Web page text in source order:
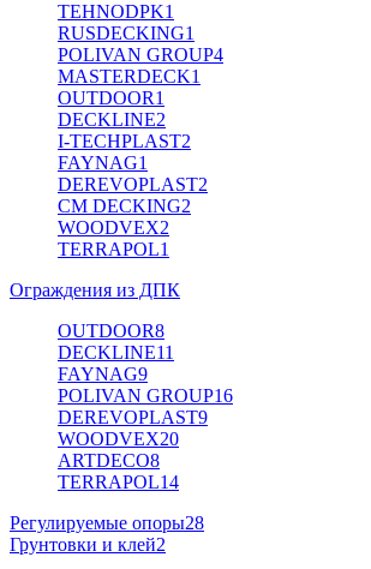
TEHNODPK1
RUSDECKING1
POLIVAN GROUP4
MASTERDECK1
OUTDOOR1
DECKLINE2
I-TECHPLAST2
FAYNAG1
DEREVOPLAST2
CM DECKING2
WOODVEX2
TERRAPOL1
Ограждения из ДПК
OUTDOOR8
DECKLINE11
FAYNAG9
POLIVAN GROUP16
DEREVOPLAST9
WOODVEX20
ARTDECO8
TERRAPOL14
Регулируемые опоры28
Грунтовки и клей2